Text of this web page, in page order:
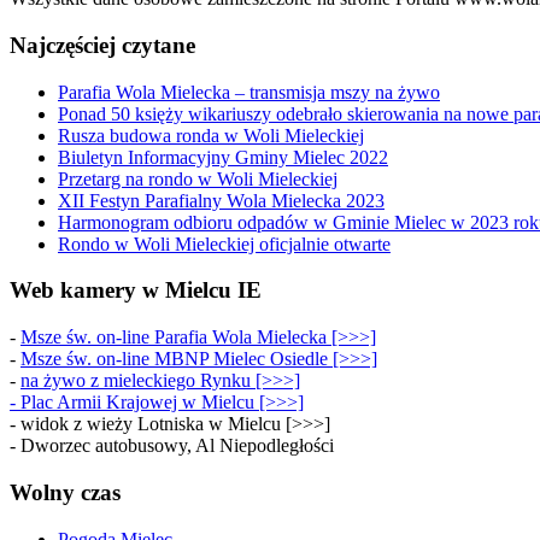
Najczęściej czytane
Parafia Wola Mielecka – transmisja mszy na żywo
Ponad 50 księży wikariuszy odebrało skierowania na nowe
Rusza budowa ronda w Woli Mieleckiej
Biuletyn Informacyjny Gminy Mielec 2022
Przetarg na rondo w Woli Mieleckiej
XII Festyn Parafialny Wola Mielecka 2023
Harmonogram odbioru odpadów w Gminie Mielec w 2023
Rondo w Woli Mieleckiej oficjalnie otwarte
Web kamery w Mielcu IE
- Msze św. on-line Parafia Wola Mielecka [>>>]
- Msze św. on-line MBNP Mielec Osiedle [>>>]
- na żywo z mieleckiego Rynku [>>>]
- Plac Armii Krajowej w Mielcu [>>>]
- widok z wieży Lotniska w Mielcu [>>>]
- Dworzec autobusowy, Al Niepodległości
Wolny czas